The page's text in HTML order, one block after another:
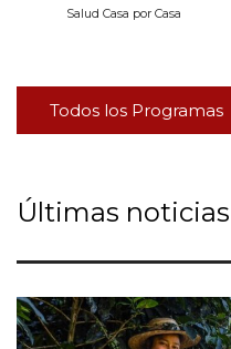
Salud Casa por Casa
Todos los Programas
Últimas noticias